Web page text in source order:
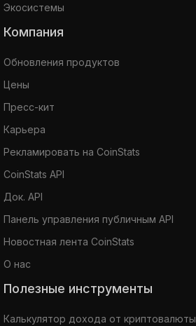
Экосистемы
Компания
Обновления продуктов
Цены
Пресс-кит
Карьера
Рекламировать на CoinStats
CoinStats API
Док. API
Панель управления публичным API
Новостная лента CoinStats
О нас
Полезные инструменты
Калькулятор дохода от криптовалюты